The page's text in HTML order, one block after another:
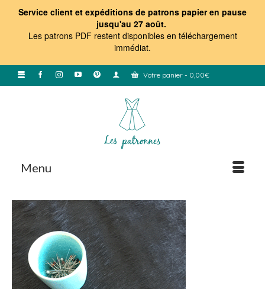
Service client et expéditions de patrons papier en pause
jusqu'au 27 août.
Les patrons PDF restent disponibles en téléchargement
immédiat.
Votre panier - 0,00€
Menu